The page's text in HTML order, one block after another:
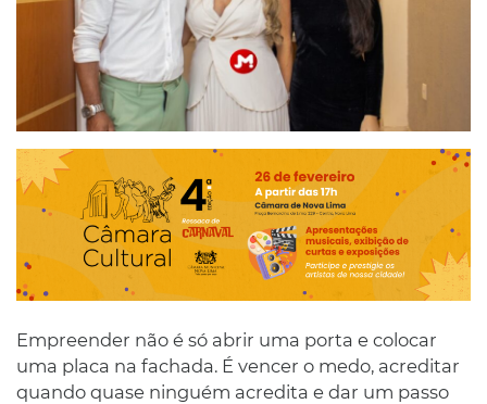
Empreender não é só abrir uma porta e colocar
uma placa na fachada. É vencer o medo, acreditar
quando quase ninguém acredita e dar um passo